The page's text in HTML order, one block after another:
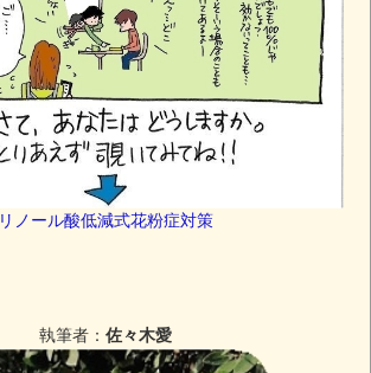
リノール酸低減式花粉症対策
執筆者： 佐々木愛